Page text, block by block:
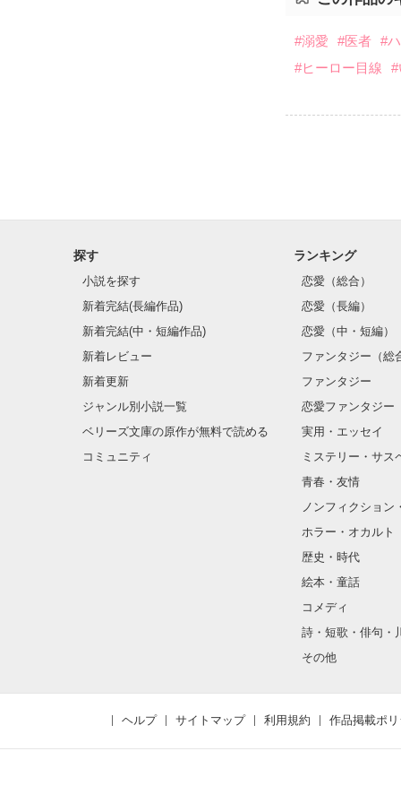
#溺愛 #医者 #
#ヒーロー目線
探す
小説を探す
新着完結(長編作品)
新着完結(中・短編作品)
新着レビュー
新着更新
ジャンル別小説一覧
ベリーズ文庫の原作が無料で読める
コミュニティ
ランキング
恋愛（総合）
恋愛（長編）
恋愛（中・短編）
ファンタジー（総
ファンタジー
恋愛ファンタジー
実用・エッセイ
ミステリー・サス
青春・友情
ノンフィクション
ホラー・オカルト
歴史・時代
絵本・童話
コメディ
詩・短歌・俳句・
その他
ヘルプ サイトマップ 利用規約 作品掲載ポリ